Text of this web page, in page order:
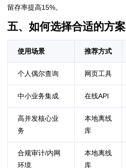
留存率提高15%。
五、如何选择合适的方案
使用场景 推荐方式
个人偶尔查询 网页工具
中小业务集成 在线API
高并发核心业
务
本地离线
库
合规审计/内网
环境
本地离线
库